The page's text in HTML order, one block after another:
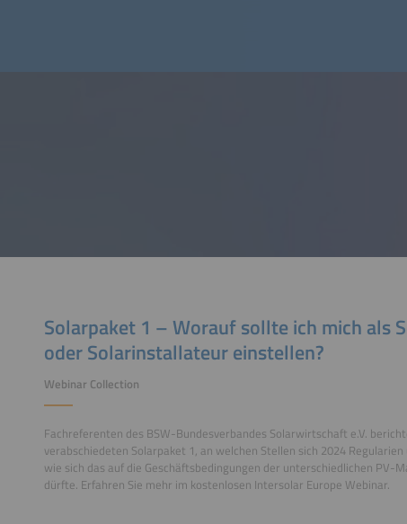
Solarpaket 1 – Worauf sollte ich mich als
oder Solarinstallateur einstellen?
Webinar Collection
Fachreferenten des BSW-Bundesverbandes Solarwirtschaft e.V.
verabschiedeten Solarpaket 1, an welchen Stellen sich 2024
wie sich das auf die Geschäftsbedingungen der unterschiedlichen PV-
dürfte. Erfahren Sie mehr im kostenlosen Intersolar Europe Webinar.